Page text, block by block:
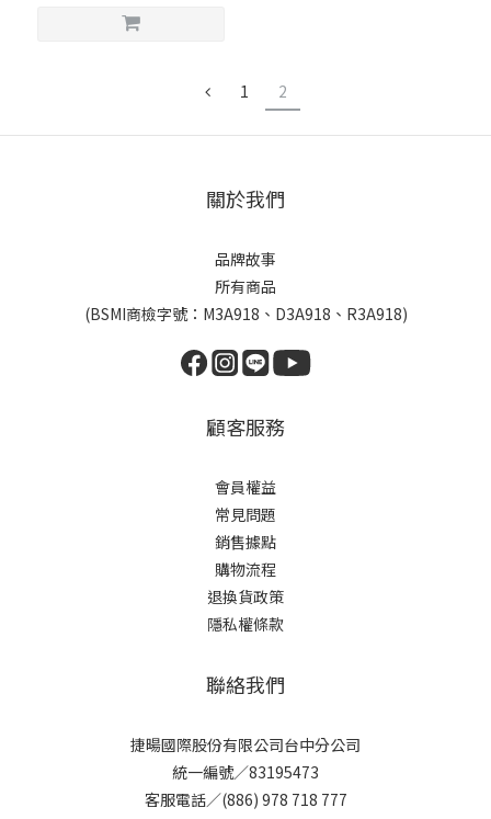
1 2
關於我們
品牌故事
所有商品
(BSMI商檢字號：M3A918、D3A918、R3A918)
顧客服務
會員權益
常見問題
銷售據點
購物流程
退換貨政策
隱私權條款
聯絡我們
捷暘國際股份有限公司台中分公司
統一編號／83195473
客服電話／(886) 978 718 777